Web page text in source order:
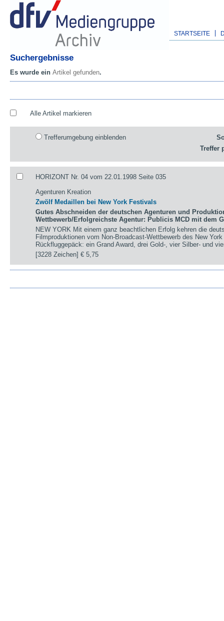
STARTSEITE
Suchergebnisse
Es wurde ein Artikel gefunden.
Alle Artikel markieren
Trefferumgebung einblenden
Treffer
HORIZONT Nr. 04 vom 22.01.1998 Seite 035
Agenturen Kreation
Zwölf Medaillen bei New York Festivals
Gutes Abschneiden der deutschen Agenturen und
Wettbewerb/Erfolgreichste Agentur: Publicis MCD mit dem
NEW YORK Mit einem ganz beachtlichen Erfolg kehren die
Filmproduktionen vom Non-Broadcast-Wettbewerb des New
Rückfluggepäck: ein Grand Award, drei Gold-, vier Silber- und
[3228 Zeichen]€ 5,75